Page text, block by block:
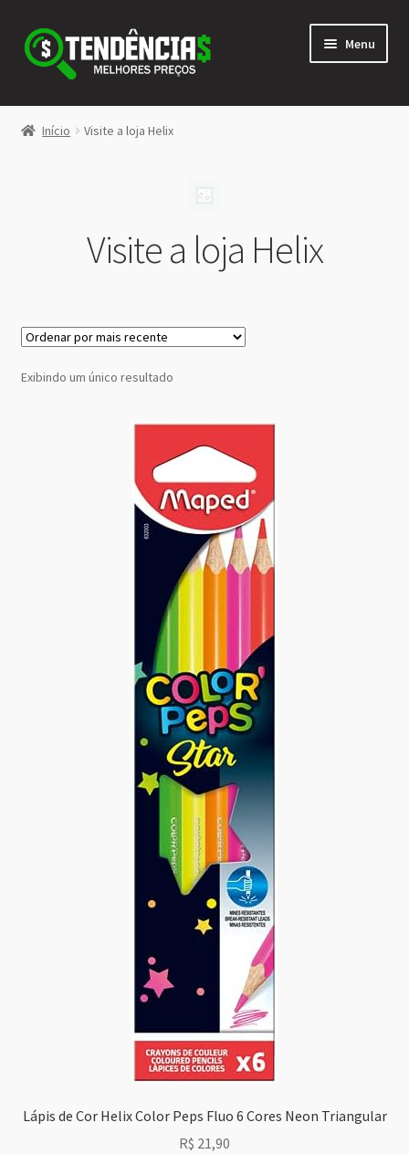
Pular
para
navegação
Pular
para
conteúdo
Menu
LOJA
Início Visite a loja Helix
Visite a loja Helix
Exibindo um único resultado
Lápis de Cor Helix Color Peps Fluo 6 Cores Neon Triangular
R$ 21,90